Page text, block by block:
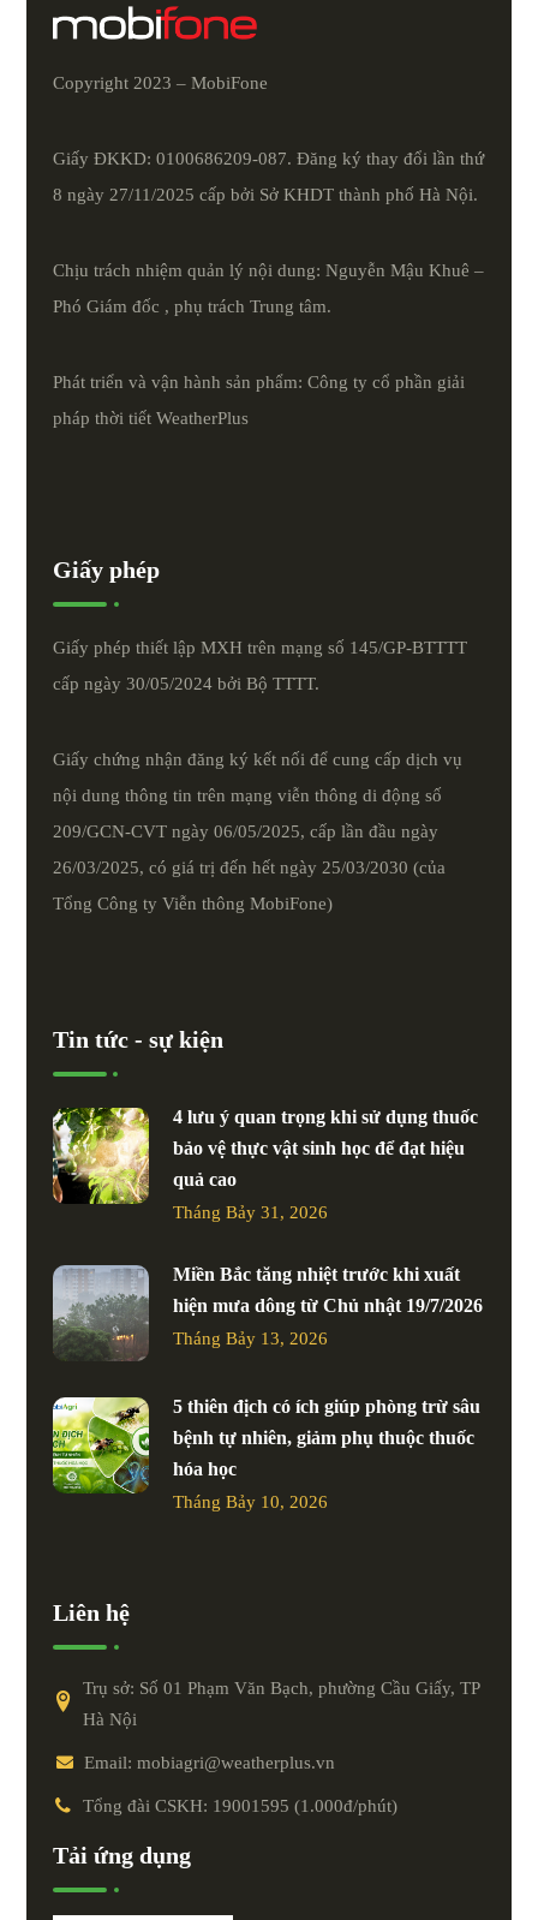
Copyright 2023 – MobiFone
Giấy ĐKKD: 0100686209-087. Đăng ký thay đổi lần thứ
8 ngày 27/11/2025 cấp bởi Sở KHDT thành phố Hà Nội.
Chịu trách nhiệm quản lý nội dung: Nguyễn Mậu Khuê –
Phó Giám đốc , phụ trách Trung tâm.
Phát triển và vận hành sản phẩm: Công ty cổ phần giải
pháp thời tiếtWeatherPlus
Giấy phép
Giấy phép thiết lập MXH trên mạng số 145/GP-BTTTT
cấp ngày 30/05/2024 bởi Bộ TTTT.
Giấy chứng nhận đăng ký kết nối để cung cấp dịch vụ
nội dung thông tin trên mạng viễn thông di động số
209/GCN-CVT ngày 06/05/2025, cấp lần đầu ngày
26/03/2025, có giá trị đến hết ngày 25/03/2030 (của
Tổng Công ty Viễn thông MobiFone)
Tin tức - sự kiện
4 lưu ý quan trọng khi sử dụng thuốc
bảo vệ thực vật sinh học để đạt hiệu
quả cao
Tháng Bảy 31, 2026
Miền Bắc tăng nhiệt trước khi xuất
hiện mưa dông từ Chủ nhật 19/7/2026
Tháng Bảy 13, 2026
5 thiên địch có ích giúp phòng trừ sâu
bệnh tự nhiên, giảm phụ thuộc thuốc
hóa học
Tháng Bảy 10, 2026
Liên hệ
Trụ sở: Số 01 Phạm Văn Bạch, phường Cầu Giấy, TP
Hà Nội
Email: mobiagri@weatherplus.vn
Tổng đài CSKH: 19001595 (1.000đ/phút)
Tải ứng dụng